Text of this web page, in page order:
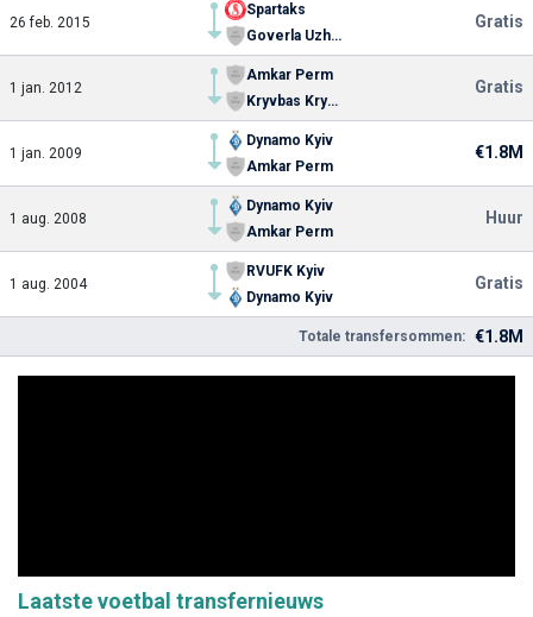
26 feb. 2015
Spartaks
Goverla Uzhgorod
Gratis
1 jan. 2012
Amkar Perm
Kryvbas Kryvyi Rig
Gratis
1 jan. 2009
Dynamo Kyiv
Amkar Perm
€1.8M
1 aug. 2008
Dynamo Kyiv
Amkar Perm
Huur
1 aug. 2004
RVUFK Kyiv
Dynamo Kyiv
Gratis
Totale transfersommen: €1.8M
Laatste voetbal transfernieuws